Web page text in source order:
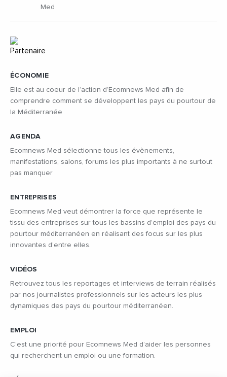
ÉCONOMIE
Elle est au coeur de l’action d’Ecomnews Med afin de
comprendre comment se développent les pays du pourtour de
la Méditerranée
AGENDA
Ecomnews Med sélectionne tous les évènements,
manifestations, salons, forums les plus importants à ne surtout
pas manquer
ENTREPRISES
Ecomnews Med veut démontrer la force que représente le
tissu des entreprises sur tous les bassins d’emploi des pays du
pourtour méditerranéen en réalisant des focus sur les plus
innovantes d’entre elles.
VIDÉOS
Retrouvez tous les reportages et interviews de terrain réalisés
par nos journalistes professionnels sur les acteurs les plus
dynamiques des pays du pourtour méditerranéen.
EMPLOI
C’est une priorité pour Ecomnews Med d’aider les personnes
qui recherchent un emploi ou une formation.
Med